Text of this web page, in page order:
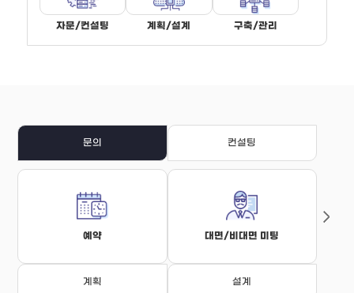
자문/컨설팅 계획/설계 구축/관리
문의
예약
컨설팅
대면/비대면 미팅
계획 설계